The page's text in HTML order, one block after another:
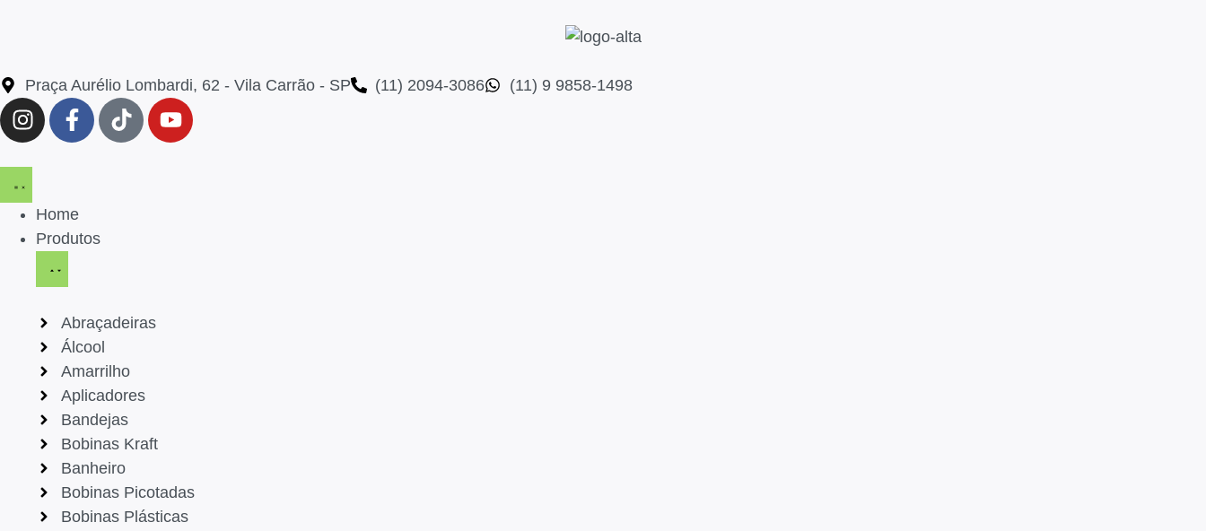
Praça Aurélio Lombardi, 62 - Vila Carrão - SP (11) 2094-3086 (11) 9 9858-1498
Home
Produtos
Abraçadeiras
Álcool
Amarrilho
Aplicadores
Bandejas
Bobinas Kraft
Banheiro
Bobinas Picotadas
Bobinas Plásticas